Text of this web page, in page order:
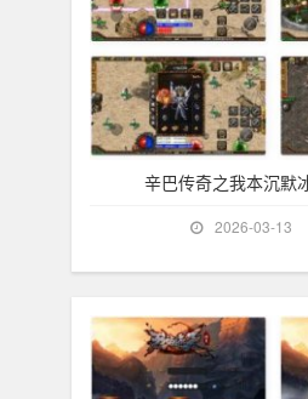
辛巴传奇之我本沉默
2026-03-13